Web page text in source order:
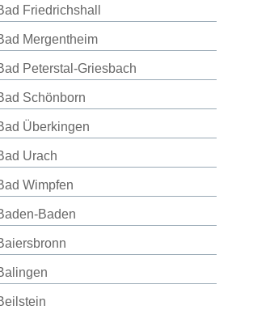
Friedrichshall
Mergentheim
Peterstal-Griesbach
Schönborn
Überkingen
Urach
Wimpfen
Baden